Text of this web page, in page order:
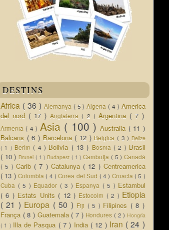
DESTINS
Africa ( 36 ) Alemanya ( 5 )Algeria ( 4 )America
del nord ( 17 )Anglaterra ( 2 ) Argentina ( 7 )
Armenia ( 4 ) Asia ( 100 )Australia ( 11 )
Balcans ( 6 ) Barcelona ( 12 ) Belgica ( 3 )Belize
( 1 ) Berlin ( 4 ) Bolivia ( 13 ) Bosnia ( 2 ) Brasil
( 10 )Brunei ( 1 )Budapest ( 1 )Cambotja ( 5 )Canadà
( 5 ) Carib ( 7 ) Catalunya ( 12 )Centreamerica
( 13 )Colombia ( 4 )Corea del Sud ( 4 ) Croacia ( 5 )
Cuba ( 5 ) Equador ( 3 ) Espanya ( 5 ) Estambul
( 6 ) Estats Units ( 12 ) Estocolm ( 2 ) Etiopia
( 21 ) Europa ( 50 ) Fiji ( 5 ) Filipines ( 8 )
França ( 8 ) Guatemala ( 7 ) Hondures ( 2 ) Hongria
( 1 ) Illa de Pasqua ( 7 ) India ( 12 ) Iran ( 24 )